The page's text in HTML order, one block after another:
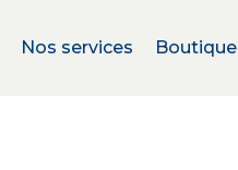
Nos services Boutique